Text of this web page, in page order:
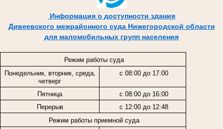
Информация о доступности здания
Дивеевского межрайонного суда Нижегородской области
для маломобильных групп населения
Режим работы суда
Понедельник, вторник, среда,
четверг
с 08:00 до 17:00
Пятница
с 08:00 до 16:00
Перерыв
с 12:00 до 12:48
Режим работы приемной суда